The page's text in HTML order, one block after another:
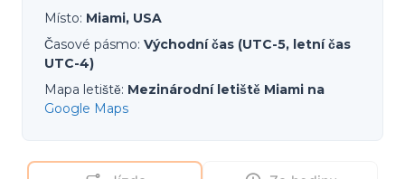
Místo: Miami, USA
Časové pásmo: Východní čas (UTC-5, letní čas
UTC-4)
Mapa letiště: Mezinárodní letiště Miami na
Google Maps